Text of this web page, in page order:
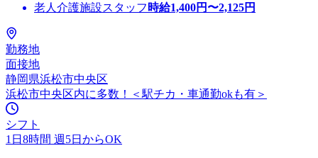
老人介護施設スタッフ 時給1,400円〜2,125円
勤務地
面接地
静岡県浜松市中央区
浜松市中央区内に多数！＜駅チカ・車通勤okも有＞
シフト
1日8時間 週5日からOK